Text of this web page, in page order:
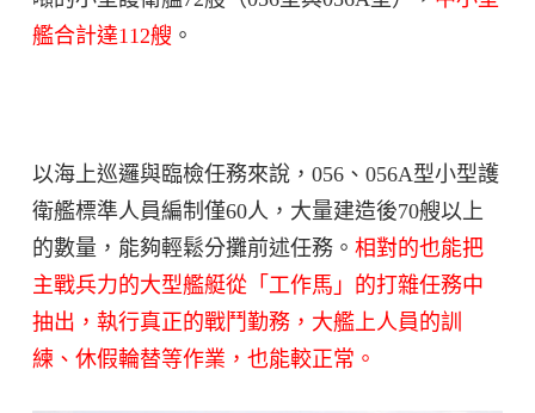
艦合計達112艘 。
以海上巡邏與臨檢任務來說，056、056A型小型護
衛艦標準人員編制僅60人，大量建造後70艘以上
的數量，能夠輕鬆分攤前述任務。 相對的也能把
主戰兵力的大型艦艇從「工作馬」的打雜任務中
抽出，執行真正的戰鬥勤務，大艦上人員的訓
練、休假輪替等作業，也能較正常。